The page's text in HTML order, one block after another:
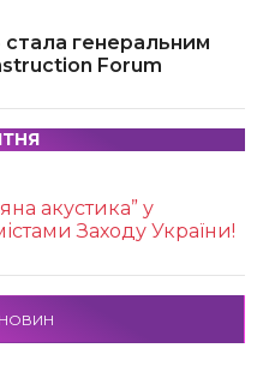
генеральним
Forum
акустика” у
Заходу України!